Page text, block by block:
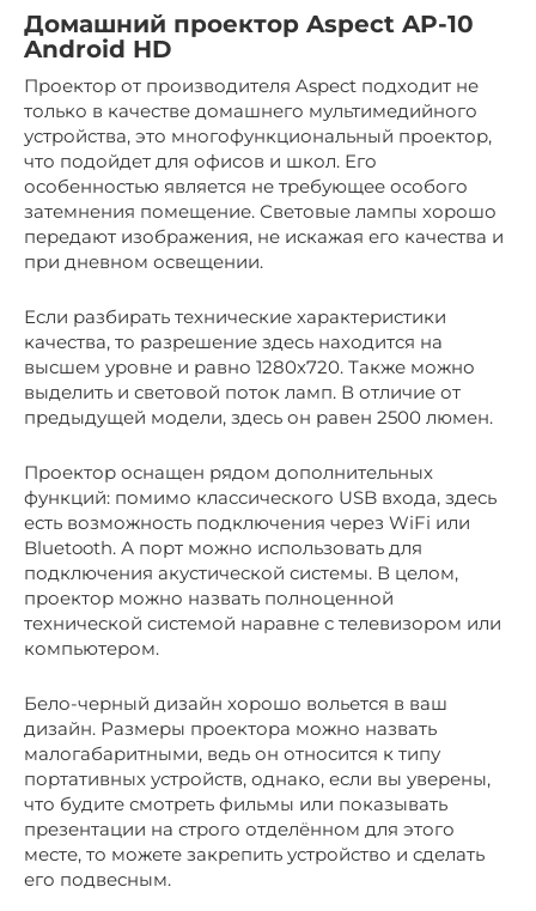
Домашний проектор Aspect AP-10
Android HD
Проектор от производителя Aspect подходит не
только в качестве домашнего мультимедийного
устройства, это многофункциональный проектор,
что подойдет для офисов и школ. Его
особенностью является не требующее особого
затемнения помещение. Световые лампы хорошо
передают изображения, не искажая его качества и
при дневном освещении.
Если разбирать технические характеристики
качества, то разрешение здесь находится на
высшем уровне и равно 1280х720. Также можно
выделить и световой поток ламп. В отличие от
предыдущей модели, здесь он равен 2500 люмен.
Проектор оснащен рядом дополнительных
функций: помимо классического USB входа, здесь
есть возможность подключения через WiFi или
Bluetooth. А порт можно использовать для
подключения акустической системы. В целом,
проектор можно назвать полноценной
технической системой наравне с телевизором или
компьютером.
Бело-черный дизайн хорошо вольется в ваш
дизайн. Размеры проектора можно назвать
малогабаритными, ведь он относится к типу
портативных устройств, однако, если вы уверены,
что будите смотреть фильмы или показывать
презентации на строго отделённом для этого
месте, то можете закрепить устройство и сделать
его подвесным.